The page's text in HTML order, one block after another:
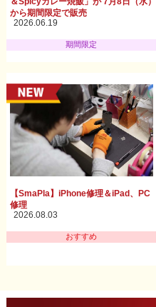
から期間限定で販売
2026.06.19
期間限定
【SmaPla】iPhone修理＆iPad、PC
修理
2026.08.03
おすすめ